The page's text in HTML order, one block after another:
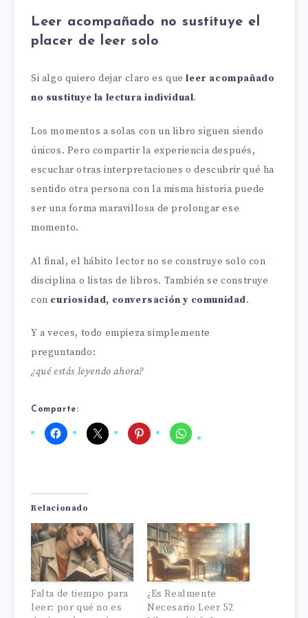
Leer acompañado no sustituye el
placer de leer solo
Si algo quiero dejar claro es queleer acompañado
no sustituye la lectura individual.
Los momentos a solas con un libro siguen siendo
únicos. Pero compartir la experiencia después,
escuchar otras interpretaciones o descubrir qué ha
sentido otra persona con la misma historia puede
ser una forma maravillosa de prolongar ese
momento.
Al final, el hábito lector no se construye solo con
disciplina o listas de libros. También se construye
con curiosidad, conversación y comunidad.
Y a veces, todo empieza simplemente
preguntando:
¿qué estás leyendo ahora?
Comparte:
Relacionado
Falta de tiempo para
leer: por qué no es
¿Es Realmente
Necesario Leer 52